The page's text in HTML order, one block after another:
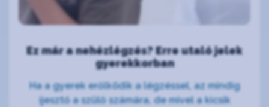
Ez már a nehézlégzés? Erre utaló jelek
gyerekkorban
Ha a gyerek erőlködik a légzéssel, az mindig
ijesztő a szülő számára, de mivel a kicsik